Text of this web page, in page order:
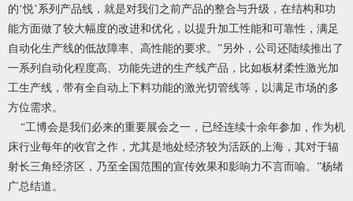
的‘悦’系列产品线，就是对我们之前产品的整合与升级，在结构和功
能方面做了较大幅度的改进和优化，以提升加工性能和可靠性，满足
自动化生产线的低故障率、高性能的要求。”另外，公司还陆续推出了
一系列自动化程度高、功能先进的生产线产品，比如板材柔性激光加
工生产线，带有全自动上下料功能的激光切管线等，以满足市场的多
方位需求。
“工博会是我们必来的重要展会之一，已经连续十余年参加，作为机
床行业每年的收官之作，尤其是地处经济较为活跃的上海，其对于辐
射长三角经济区，乃至全国范围的宣传效果和影响力不言而喻。”杨绪
广总结道。